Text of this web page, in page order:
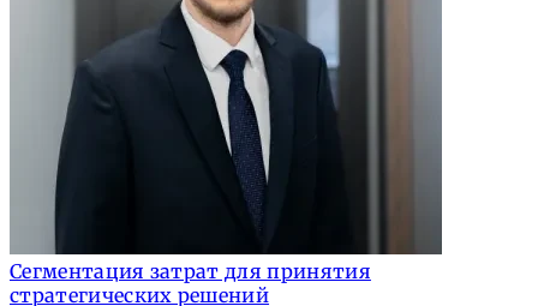
Сегментация затрат для принятия
стратегических решений